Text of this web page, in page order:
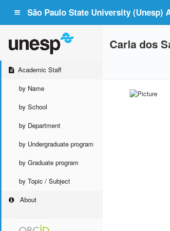
São Paulo State University (Unesp)
Academic Staff
by Name
by School
by Department
by Undergraduate program
by Graduate program
by Topic / Subject
About
Carla dos